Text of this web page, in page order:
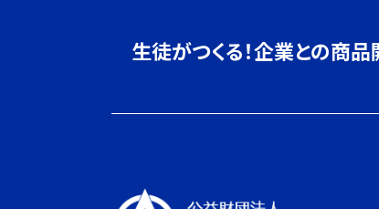
生徒がつくる！企業との商